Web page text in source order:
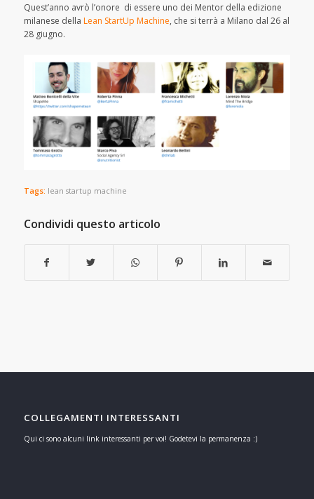
Quest’anno avrò l’onore di essere uno dei Mentor della edizione
milanese della Lean StartUp Machine, che si terrà a Milano dal 26 al
28 giugno.
Tags: lean startup machine
Condividi questo articolo
COLLEGAMENTI INTERESSANTI
Qui ci sono alcuni link interessanti per voi! Godetevi la permanenza :)